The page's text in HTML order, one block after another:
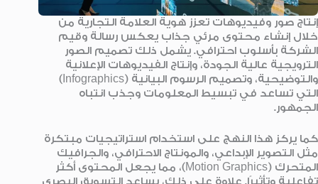
إنتاج صور وفيديوهات تعزز هوية العلامة التجارية من
خلال إنشاء محتوى مرئي جذاب يعكس رسالة وقيم
الشركة بأسلوب احترافي. يشمل ذلك تصميم الصور
الترويجية عالية الجودة، وإنتاج الفيديوهات الإعلانية
والتوضيحية، وتصميم الرسوم البيانية (Infographics)
التي تساعد في تبسيط المعلومات وجذب انتباه
الجمهور.
كما يركز هذا النهج على استخدام استراتيجيات مبتكرة
مثل التصوير الإبداعي، والمونتاج الاحترافي، والجرافيك
المتحرك (Motion Graphics)، مما يجعل المحتوى أكثر
تفاعلية وتأثيرًا. علاوة على ذلك، يساعد التسويق البصري